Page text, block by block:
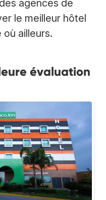
agences de
le meilleur hôtel
ailleurs.
évaluation